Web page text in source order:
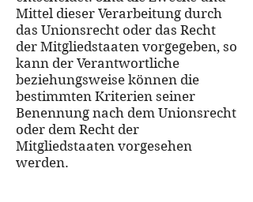
Mittel dieser Verarbeitung durch
das Unionsrecht oder das Recht
der Mitgliedstaaten vorgegeben, so
kann der Verantwortliche
beziehungsweise können die
bestimmten Kriterien seiner
Benennung nach dem Unionsrecht
oder dem Recht der
Mitgliedstaaten vorgesehen
werden.